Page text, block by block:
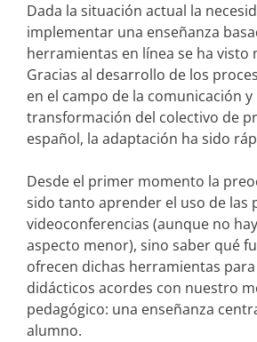
Dada la situación actual la
implementar una enseñanza
herramientas en línea se ha visto
Gracias al desarrollo de los
en el campo de la comunicación
transformación del colectivo de
español, la adaptación ha sido
Desde el primer momento la
sido tanto aprender el uso de las
videoconferencias (aunque no
aspecto menor), sino saber qué
ofrecen dichas herramientas
didácticos acordes con nuestro
pedagógico: una enseñanza
alumno.